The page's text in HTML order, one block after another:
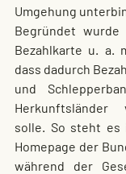
Umgehung
Begründet
Bezahlkarte u. a.
dass dadurch
und
Herkunftsländer
solle. So steht es
Homepage der
während der